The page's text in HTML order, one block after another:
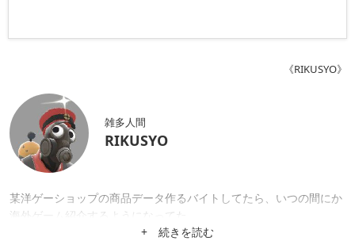
《RIKUSYO》
雑多人間
RIKUSYO
某洋ゲーショップの商品データ作るバイトしてたら、いつの間にか
海外ゲーム紹介するようになってた。
+ 続きを読む